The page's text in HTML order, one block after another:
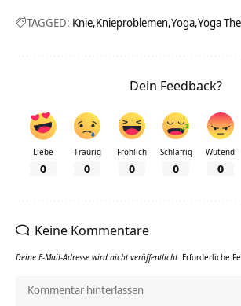
TAGGED: Knie Knieproblemen Yoga Yoga
Dein Feedback?
Liebe
0
Traurig
0
Fröhlich
0
Schläfrig
0
Wütend
0
Keine Kommentare
Deine E-Mail-Adresse wird nicht veröffentlicht. Erforderliche